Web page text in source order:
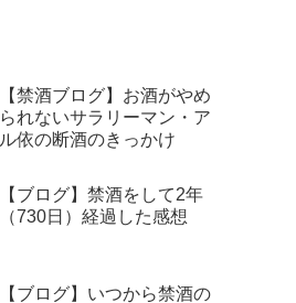
【禁酒ブログ】お酒がやめ
られないサラリーマン・ア
ル依の断酒のきっかけ
【ブログ】禁酒をして2年
（730日）経過した感想
【ブログ】いつから禁酒の